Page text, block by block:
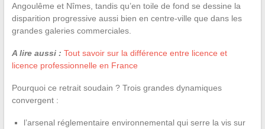
Angoulême et Nîmes, tandis qu’en toile de fond se dessine la
disparition progressive aussi bien en centre-ville que dans les
grandes galeries commerciales.
A lire aussi : Tout savoir sur la différence entre licence et
licence professionnelle en France
Pourquoi ce retrait soudain ? Trois grandes dynamiques
convergent :
l’arsenal réglementaire environnemental qui serre la vis sur